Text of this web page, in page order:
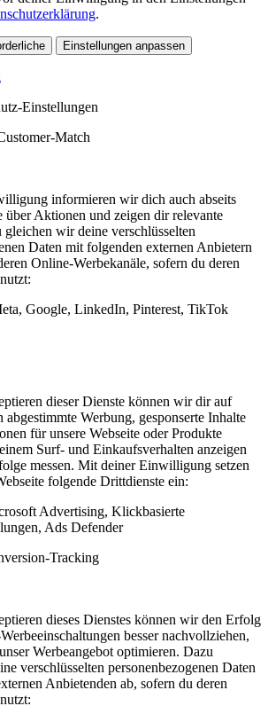
.
Einstellungen anpassen
Einstellungen
Match
informieren wir dich auch abseits
über Aktionen und zeigen dir relevante
gleichen wir deine verschlüsselten
Daten mit folgenden externen Anbietern
Online-Werbekanäle, sofern du deren
Google, LinkedIn, Pinterest, TikTok
dieser Dienste können wir dir auf
abgestimmte Werbung, gesponserte Inhalte
für unsere Webseite oder Produkte
Surf- und Einkaufsverhalten anzeigen
messen. Mit deiner Einwilligung setzen
folgende Drittdienste ein:
Advertising, Klickbasierte
Ads Defender
Tracking
dieses Dienstes können wir den Erfolg
besser nachvollziehen,
Werbeangebot optimieren. Dazu
verschlüsselten personenbezogenen Daten
Anbietenden ab, sofern du deren